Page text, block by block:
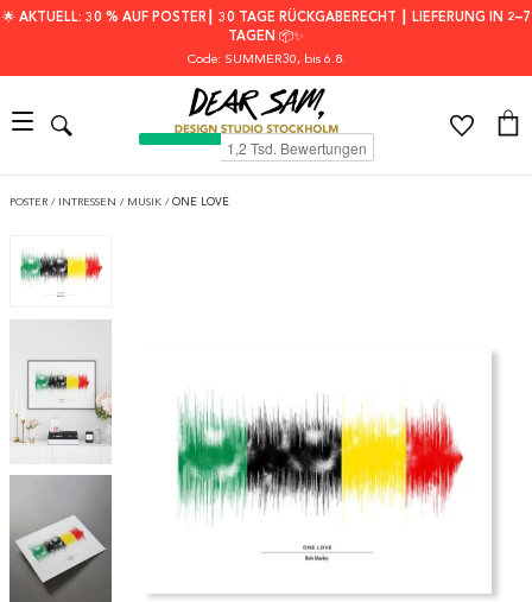
🌟 AKTUELL: 30 % AUF POSTER┃ 30 TAGE RÜCKGABERECHT ┃ LIEFERUNG IN 2–7
TAGEN 📦✨
Code: SUMMER30, bis 6.8.
POSTER / INTRESSEN / MUSIK / ONE LOVE